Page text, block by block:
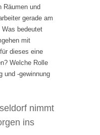
Räumen und
gerade am
bedeutet
mit
dieses eine
Welche Rolle
und -gewinnung
nimmt
ins